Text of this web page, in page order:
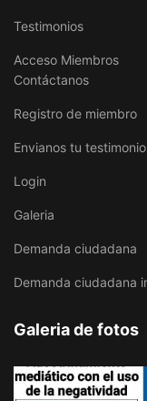
Testimonios
Acceso Miembros
Contáctanos
Registro de miembro
Envianos tu testimonio
Login
Galeria
Demanda ciudadana
Demanda ciudadana
Galeria de fotos